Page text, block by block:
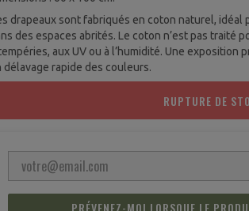
drapeaux sont fabriqués en coton naturel,
des espaces abrités. Le coton n’est pas traité
aux UV ou à l’humidité. Une exposition
délavage rapide des couleurs.
RUPTURE DE
PRÉVENEZ-MOI LORSQUE LE